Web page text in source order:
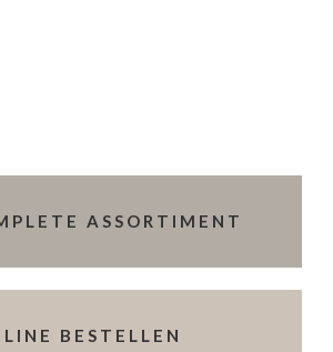
ASSORTIMENT
BESTELLEN